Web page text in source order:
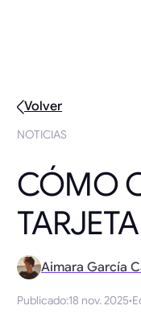
Volver
NOTICIAS
CÓMO
Aimara García
Publicado:18 nov. 2025·